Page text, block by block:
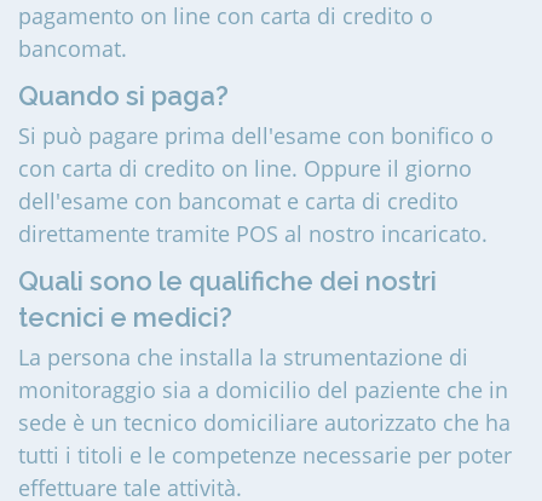
pagamento on line con carta di credito o
bancomat.
Quando si paga?
Si può pagare prima dell'esame con bonifico o
con carta di credito on line. Oppure il giorno
dell'esame con bancomat e carta di credito
direttamente tramite POS al nostro incaricato.
Quali sono le qualifiche dei nostri
tecnici e medici?
La persona che installa la strumentazione di
monitoraggio sia a domicilio del paziente che in
sede è un tecnico domiciliare autorizzato che ha
tutti i titoli e le competenze necessarie per poter
effettuare tale attività.